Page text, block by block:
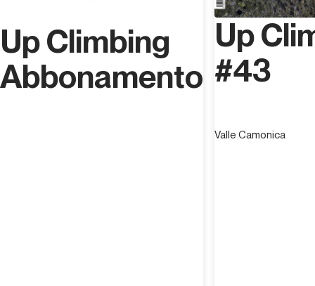
Up Climbing
Abbonamento
Up
#43
Valle Camonica